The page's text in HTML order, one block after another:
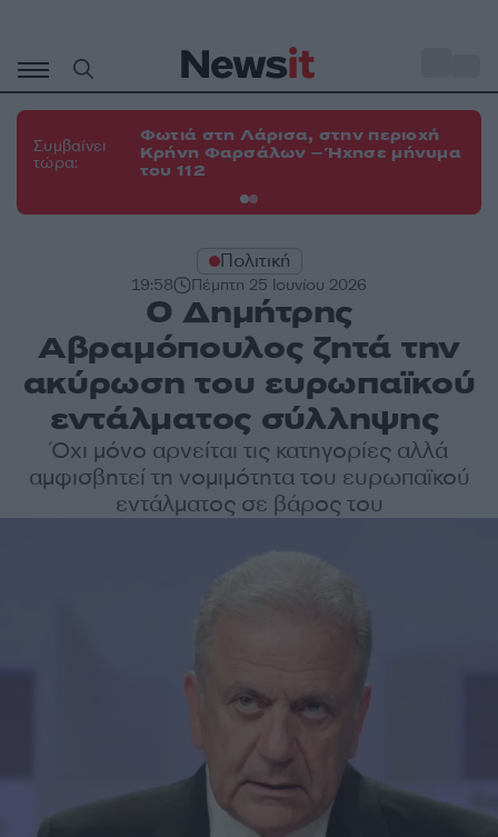
περιεχόμενο
Συμβαίνει
τώρα:
Φωτιά στη Λάρισα, στην περιοχή
Κρήνη Φαρσάλων – Ήχησε μήνυμα
του 112
Πολιτική
19:58 Πέμπτη 25 Ιουνίου 2026
Ο Δημήτρης
Αβραμόπουλος ζητά την
ακύρωση του ευρωπαϊκού
εντάλματος σύλληψης
Όχι μόνο αρνείται τις κατηγορίες αλλά
αμφισβητεί τη νομιμότητα του ευρωπαϊκού
εντάλματος σε βάρος του